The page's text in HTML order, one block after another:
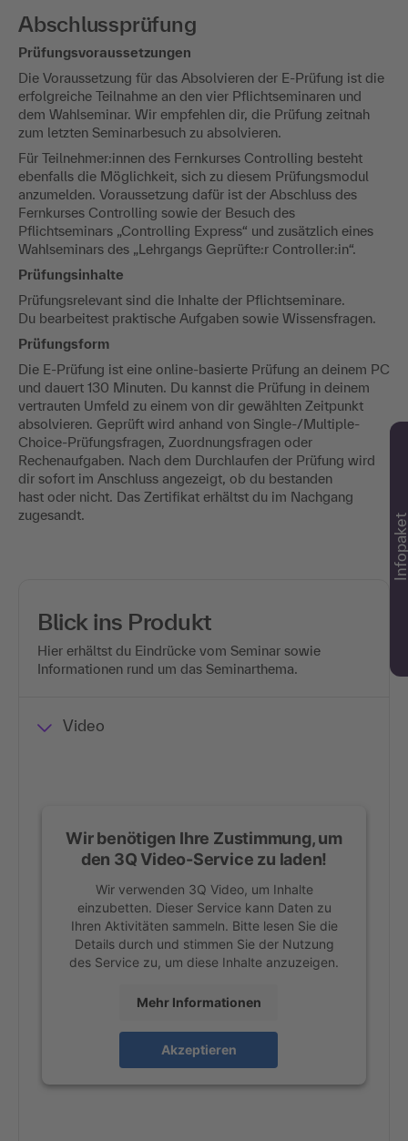
Abschlussprüfung
Prüfungsvoraussetzungen
Die Voraussetzung für das Absolvieren der E-Prüfung ist die
erfolgreiche Teilnahme an den vier Pflichtseminaren und
dem Wahlseminar. Wir empfehlen dir, die Prüfung zeitnah
zum letzten Seminarbesuch zu absolvieren.
Für Teilnehmer:innen des Fernkurses Controlling besteht
ebenfalls die Möglichkeit, sich zu diesem Prüfungsmodul
anzumelden. Voraussetzung dafür ist der Abschluss des
Fernkurses Controlling sowie der Besuch des
Pflichtseminars „Controlling Express“ und zusätzlich eines
Wahlseminars des „Lehrgangs Geprüfte:r Controller:in“.
Prüfungsinhalte
Prüfungsrelevant sind die Inhalte der Pflichtseminare.
Du bearbeitest praktische Aufgaben sowie Wissensfragen.
Prüfungsform
Die E-Prüfung ist eine online-basierte Prüfung an deinem PC
und dauert 130 Minuten. Du kannst die Prüfung in deinem
vertrauten Umfeld zu einem von dir gewählten Zeitpunkt
absolvieren. Geprüft wird anhand von Single-/Multiple-
Choice-Prüfungsfragen, Zuordnungsfragen oder
Rechenaufgaben. Nach dem Durchlaufen der Prüfung wird
dir sofort im Anschluss angezeigt, ob du bestanden
hast oder nicht. Das Zertifikat erhältst du im Nachgang
zugesandt.
Blick ins Produkt
Hier erhältst du Eindrücke vom Seminar sowie
Informationen rund um das Seminarthema.
Video
Wir benötigen Ihre Zustimmung, um
den 3Q Video-Service zu laden!
Wir verwenden 3Q Video, um Inhalte
einzubetten. Dieser Service kann Daten zu
Ihren Aktivitäten sammeln. Bitte lesen Sie die
Details durch und stimmen Sie der Nutzung
des Service zu, um diese Inhalte anzuzeigen.
Mehr Informationen
Akzeptieren
Infopaket